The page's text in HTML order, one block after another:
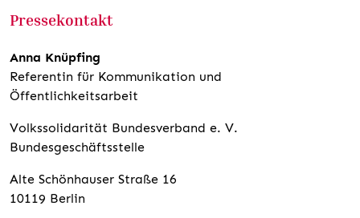
Pressekontakt
Anna Knüpfing
Referentin für Kommunikation und
Öffentlichkeitsarbeit
Volkssolidarität Bundesverband e. V.
Bundesgeschäftsstelle
Alte Schönhauser Straße 16
10119 Berlin